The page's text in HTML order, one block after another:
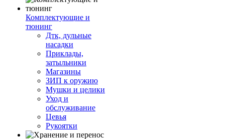
Комплектующие и
тюнинг
Дтк, дульные
насадки
Приклады,
затыльники
Магазины
ЗИП к оружию
Мушки и целики
Уход и
обслуживание
Цевья
Рукоятки